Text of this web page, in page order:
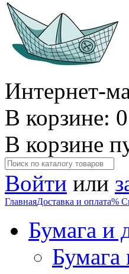
Интернет-
В корзине:
В корзине
Войти или
ГлавнаяДоставка и оплата%
Бумага и
Бумага